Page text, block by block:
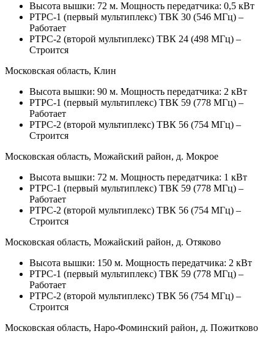
Высота вышки: 72 м. Мощность передатчика: 0,5 кВт
РТРС-1 (первый мультиплекс) ТВК 30 (546 МГц) –
Работает
РТРС-2 (второй мультиплекс) ТВК 24 (498 МГц) –
Строится
Московская область, Клин
Высота вышки: 90 м. Мощность передатчика: 2 кВт
РТРС-1 (первый мультиплекс) ТВК 59 (778 МГц) –
Работает
РТРС-2 (второй мультиплекс) ТВК 56 (754 МГц) –
Строится
Московская область, Можайский район, д. Мокрое
Высота вышки: 72 м. Мощность передатчика: 1 кВт
РТРС-1 (первый мультиплекс) ТВК 59 (778 МГц) –
Работает
РТРС-2 (второй мультиплекс) ТВК 56 (754 МГц) –
Строится
Московская область, Можайский район, д. Отяково
Высота вышки: 150 м. Мощность передатчика: 2 кВт
РТРС-1 (первый мультиплекс) ТВК 59 (778 МГц) –
Работает
РТРС-2 (второй мультиплекс) ТВК 56 (754 МГц) –
Строится
Московская область, Наро-Фоминский район, д. Пожитково